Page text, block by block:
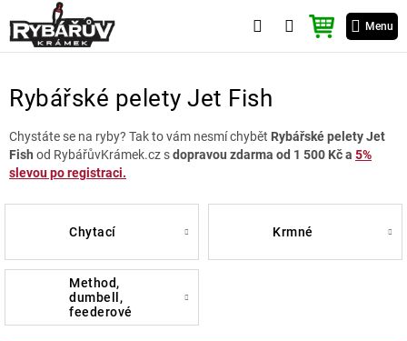
na
obsah
Menu
NÁKUPNÍ
KOŠÍK
Rybářské pelety Jet Fish
Chystáte se na ryby? Tak to vám nesmí chybět Rybářské pelety Jet
Fish od RybářůvKrámek.cz sdopravou zdarma od 1 500 Kč a 5%
slevou po registraci.
chytací krmné
method,
dumbell,
feederové